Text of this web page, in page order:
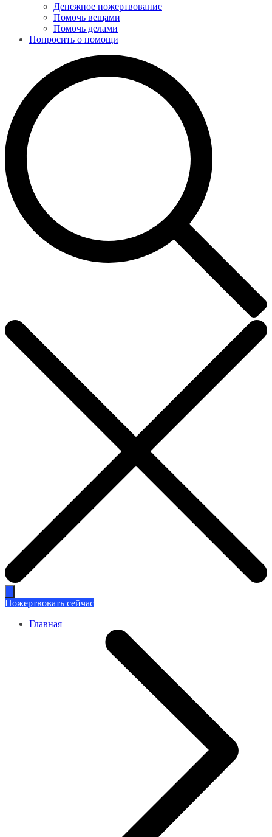
Денежное пожертвование
Помочь вещами
Помочь делами
Попросить о помощи
Пожертвовать сейчас
Главная